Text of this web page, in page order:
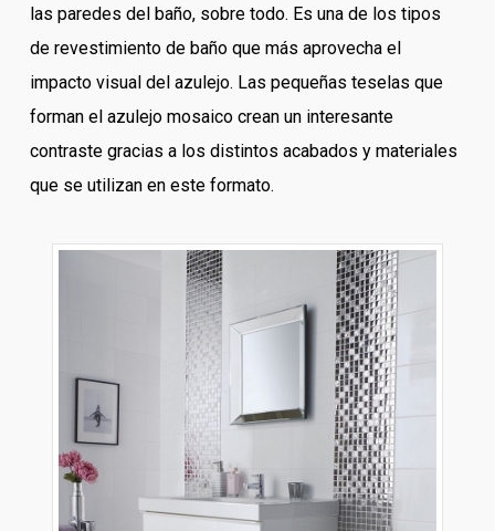
las paredes del baño, sobre todo. Es una de los tipos
de revestimiento de baño que más aprovecha el
impacto visual del azulejo. Las pequeñas teselas que
forman el azulejo mosaico crean un interesante
contraste gracias a los distintos acabados y materiales
que se utilizan en este formato.